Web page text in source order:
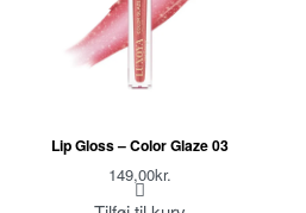
Lip Gloss – Color Glaze 03
149,00kr.